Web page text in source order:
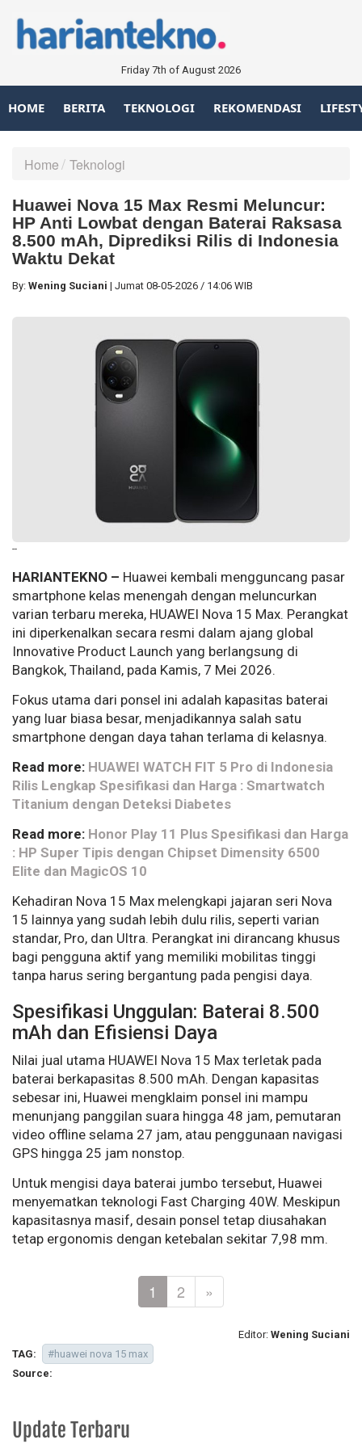
Friday 7th of August 2026
HOME BERITA TEKNOLOGI REKOMENDASI
Home Teknologi
Huawei Nova 15 Max Resmi Meluncur:
HP Anti Lowbat dengan Baterai Raksasa
8.500 mAh, Diprediksi Rilis di Indonesia
Waktu Dekat
By: Wening Suciani | Jumat 08-05-2026 / 14:06 WIB
--
HARIANTEKNO – Huawei kembali mengguncang pasar
smartphone kelas menengah dengan meluncurkan
varian terbaru mereka, HUAWEI Nova 15 Max. Perangkat
ini diperkenalkan secara resmi dalam ajang global
Innovative Product Launch yang berlangsung di
Bangkok, Thailand, pada Kamis, 7 Mei 2026.
Fokus utama dari ponsel ini adalah kapasitas baterai
yang luar biasa besar, menjadikannya salah satu
smartphone dengan daya tahan terlama di kelasnya.
Read more: HUAWEI WATCH FIT 5 Pro di Indonesia
Rilis Lengkap Spesifikasi dan Harga : Smartwatch
Titanium dengan Deteksi Diabetes
Read more: Honor Play 11 Plus Spesifikasi dan Harga
: HP Super Tipis dengan Chipset Dimensity 6500
Elite dan MagicOS 10
Kehadiran Nova 15 Max melengkapi jajaran seri Nova
15 lainnya yang sudah lebih dulu rilis, seperti varian
standar, Pro, dan Ultra. Perangkat ini dirancang khusus
bagi pengguna aktif yang memiliki mobilitas tinggi
tanpa harus sering bergantung pada pengisi daya.
Spesifikasi Unggulan: Baterai 8.500
mAh dan Efisiensi Daya
Nilai jual utama HUAWEI Nova 15 Max terletak pada
baterai berkapasitas 8.500 mAh. Dengan kapasitas
sebesar ini, Huawei mengklaim ponsel ini mampu
menunjang panggilan suara hingga 48 jam, pemutaran
video offline selama 27 jam, atau penggunaan navigasi
GPS hingga 25 jam nonstop.
Untuk mengisi daya baterai jumbo tersebut, Huawei
menyematkan teknologi Fast Charging 40W. Meskipun
kapasitasnya masif, desain ponsel tetap diusahakan
tetap ergonomis dengan ketebalan sekitar 7,98 mm.
1 2 »
Editor: Wening Suciani
TAG:
#huawei nova 15 max
Source:
Update Terbaru